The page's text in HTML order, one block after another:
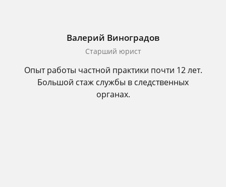
Валерий Виноградов
Старший юрист
Опыт работы частной практики почти 12 лет.
Большой стаж службы в следственных
органах.